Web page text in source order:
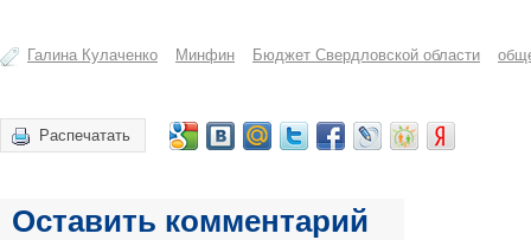
Галина Кулаченко Минфин Бюджет Свердловской области
Распечатать
Оставить комментарий